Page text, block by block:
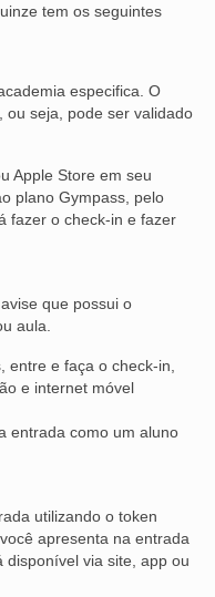
tem os seguintes
especifica. O
ou seja, pode ser validado
Apple Store em seu
plano Gympass, pelo
fazer o check-in e fazer
que possui o
aula.
entre e faça o check-in,
e internet móvel
entrada como um aluno
utilizando o token
apresenta na entrada
disponível via site, app ou